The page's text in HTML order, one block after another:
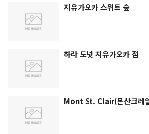
지유가오카 스위트 숲
하라 도넛 지유가오카 점
Mont St. Clair(몬산크레